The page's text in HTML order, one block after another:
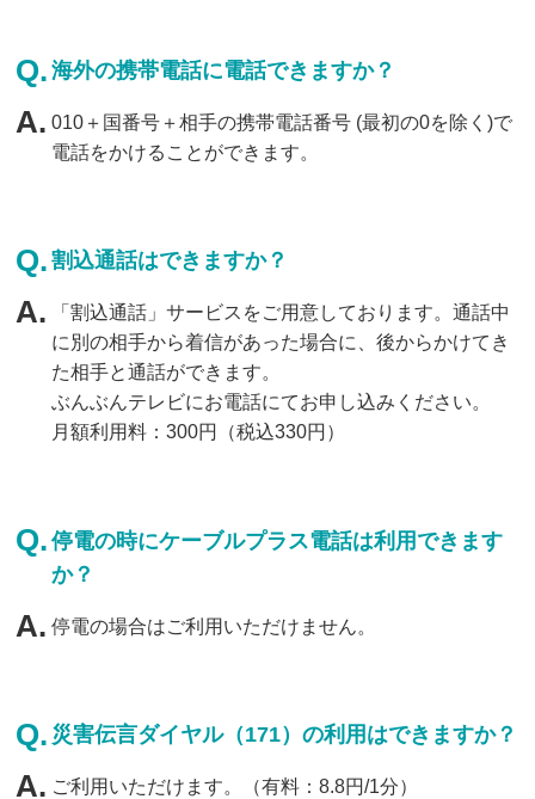
海外の携帯電話に電話できますか？
010＋国番号＋相手の携帯電話番号 (最初の0を除く)で
電話をかけることができます。
割込通話はできますか？
「割込通話」サービスをご用意しております。通話中
に別の相手から着信があった場合に、後からかけてき
た相手と通話ができます。
ぶんぶんテレビにお電話にてお申し込みください。
月額利用料：300円（税込330円）
停電の時にケーブルプラス電話は利用できます
か？
停電の場合はご利用いただけません。
災害伝言ダイヤル（171）の利用はできますか？
ご利用いただけます。（有料：8.8円/1分）